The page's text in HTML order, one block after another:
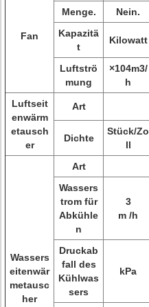
Fan
Menge. Nein.
Kapazitä
t
Kilowatt
Luftströ
mung
×104m3/
h
Luftseit
enwärm
etausch
er
Art
Dichte
Stück/Zo
ll
Wassers
eitenwär
metausc
her
Art
Wassers
trom für
Abkühle
n
3
m /h
Druckab
fall des
Kühlwas
sers
kPa